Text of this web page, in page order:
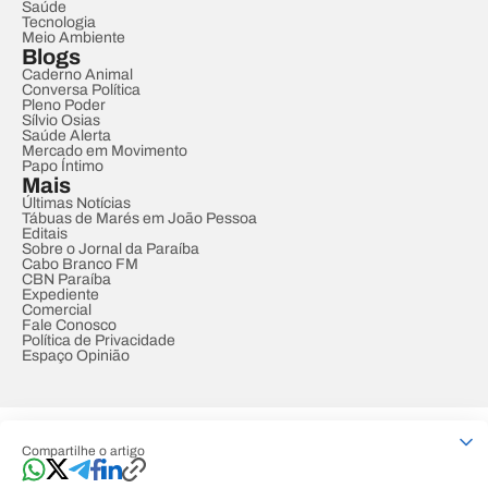
Compartilhe o artigo
Saúde
Tecnologia
Meio Ambiente
Blogs
Caderno Animal
Conversa Política
Pleno Poder
Sílvio Osias
Saúde Alerta
Mercado em Movimento
Papo Íntimo
Mais
Últimas Notícias
Tábuas de Marés em João Pessoa
Editais
Sobre o Jornal da Paraíba
Cabo Branco FM
CBN Paraíba
Expediente
Comercial
Fale Conosco
Política de Privacidade
Espaço Opinião
Developed by Designed by